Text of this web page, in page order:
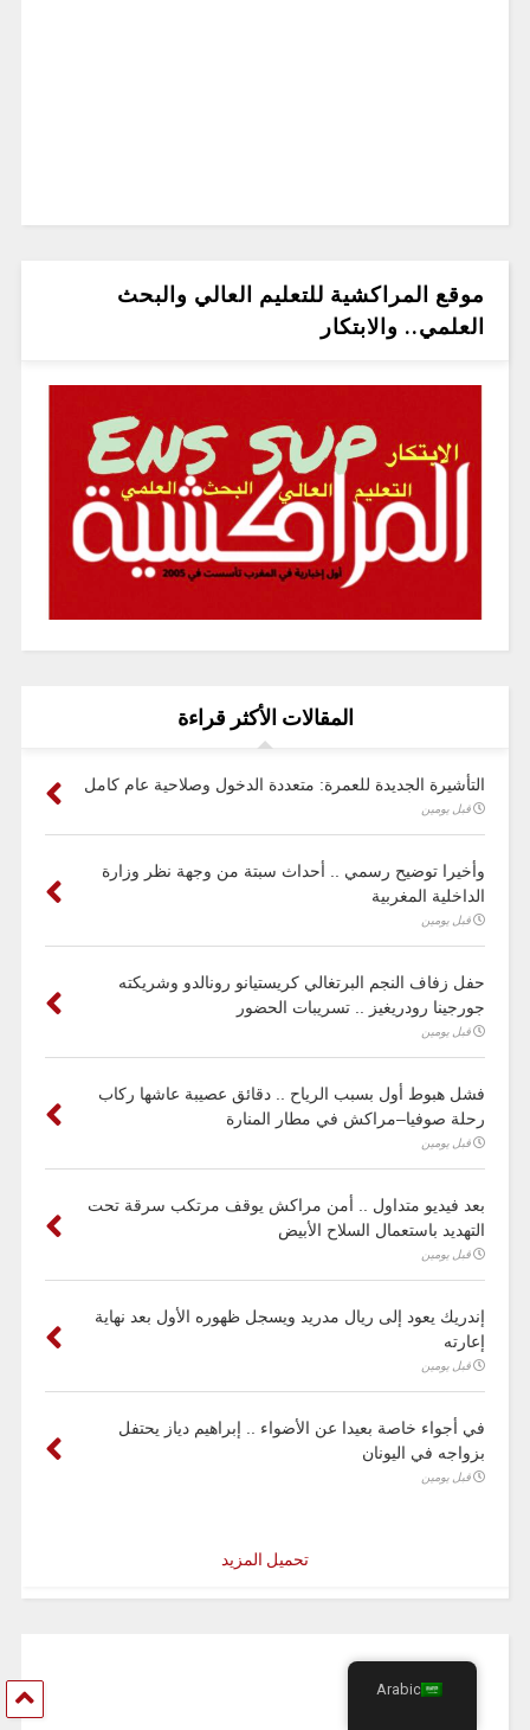
موقع المراكشية للتعليم العالي والبحث
العلمي.. والابتكار
المقالات الأكثر قراءة
التأشيرة الجديدة للعمرة: متعددة الدخول وصلاحية عام كامل
قبل يومين
وأخيرا توضيح رسمي .. أحداث سبتة من وجهة نظر وزارة
الداخلية المغربية
قبل يومين
حفل زفاف النجم البرتغالي كريستيانو رونالدو وشريكته
جورجينا رودريغيز .. تسريبات الحضور
قبل يومين
فشل هبوط أول بسبب الرياح .. دقائق عصيبة عاشها ركاب
رحلة صوفيا–مراكش في مطار المنارة
قبل يومين
بعد فيديو متداول .. أمن مراكش يوقف مرتكب سرقة تحت
التهديد باستعمال السلاح الأبيض
قبل يومين
إندريك يعود إلى ريال مدريد ويسجل ظهوره الأول بعد نهاية
إعارته
قبل يومين
في أجواء خاصة بعيدا عن الأضواء .. إبراهيم دياز يحتفل
بزواجه في اليونان
قبل يومين
تحميل المزيد
Arabic